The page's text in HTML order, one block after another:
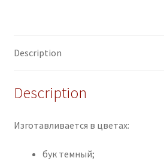
Description
Description
Изготавливается в цветах:
бук темный;